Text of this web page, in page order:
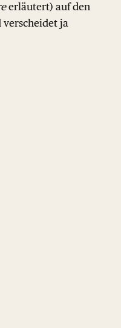
erläutert) auf den
ja